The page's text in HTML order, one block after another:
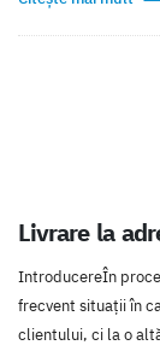
Livrare la
IntroducereÎn
frecvent situații în
clientului, ci la o